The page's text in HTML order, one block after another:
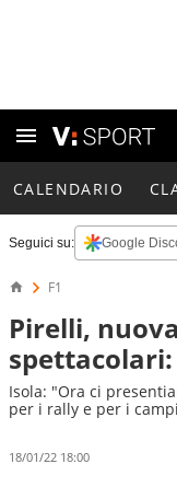
CALENDARIO
Seguici su: Google
F1
Pirelli,
Isola: "Ora ci
per i rally e per i
18/01/22 18:00